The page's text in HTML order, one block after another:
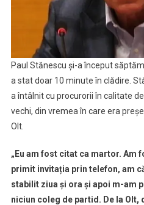
Paul Stănescu şi-a început
a stat doar 10 minute în clădire.
a întâlnit cu procurorii în calitate
vechi, din vremea în care era
Olt.
„Eu am fost citat ca martor. Am
primit invitația prin telefon, am
stabilit ziua și ora și apoi m-am
niciun coleg de partid. De la Olt,